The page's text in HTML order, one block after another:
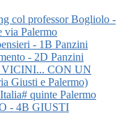
col professor Bogliolo -
via Palermo
- 1B Panzini
- 2D Panzini
CON UN
Giusti e Palermo)
quinte Palermo
- 4B GIUSTI